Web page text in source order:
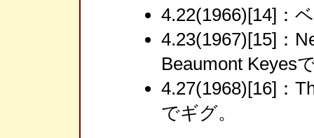
4.22(1966)[14]：
4.23(1967)[15]：
Beaumont Keyes
4.27(1968)[16]：
でギグ。